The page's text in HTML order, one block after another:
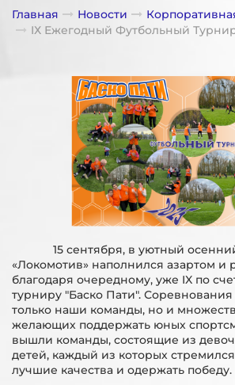
Главная Новости
IХ Ежегодный Футбольный
15 сентября, в уютный осенний
«Локомотив» наполнился азартом и
благодаря очередному, уже IX по
турниру "Баско Пати".
только наши команды, но и
желающих поддержать юных
вышли команды, состоящие из
детей, каждый из которых стремился
лучшие качества и одержать победу.